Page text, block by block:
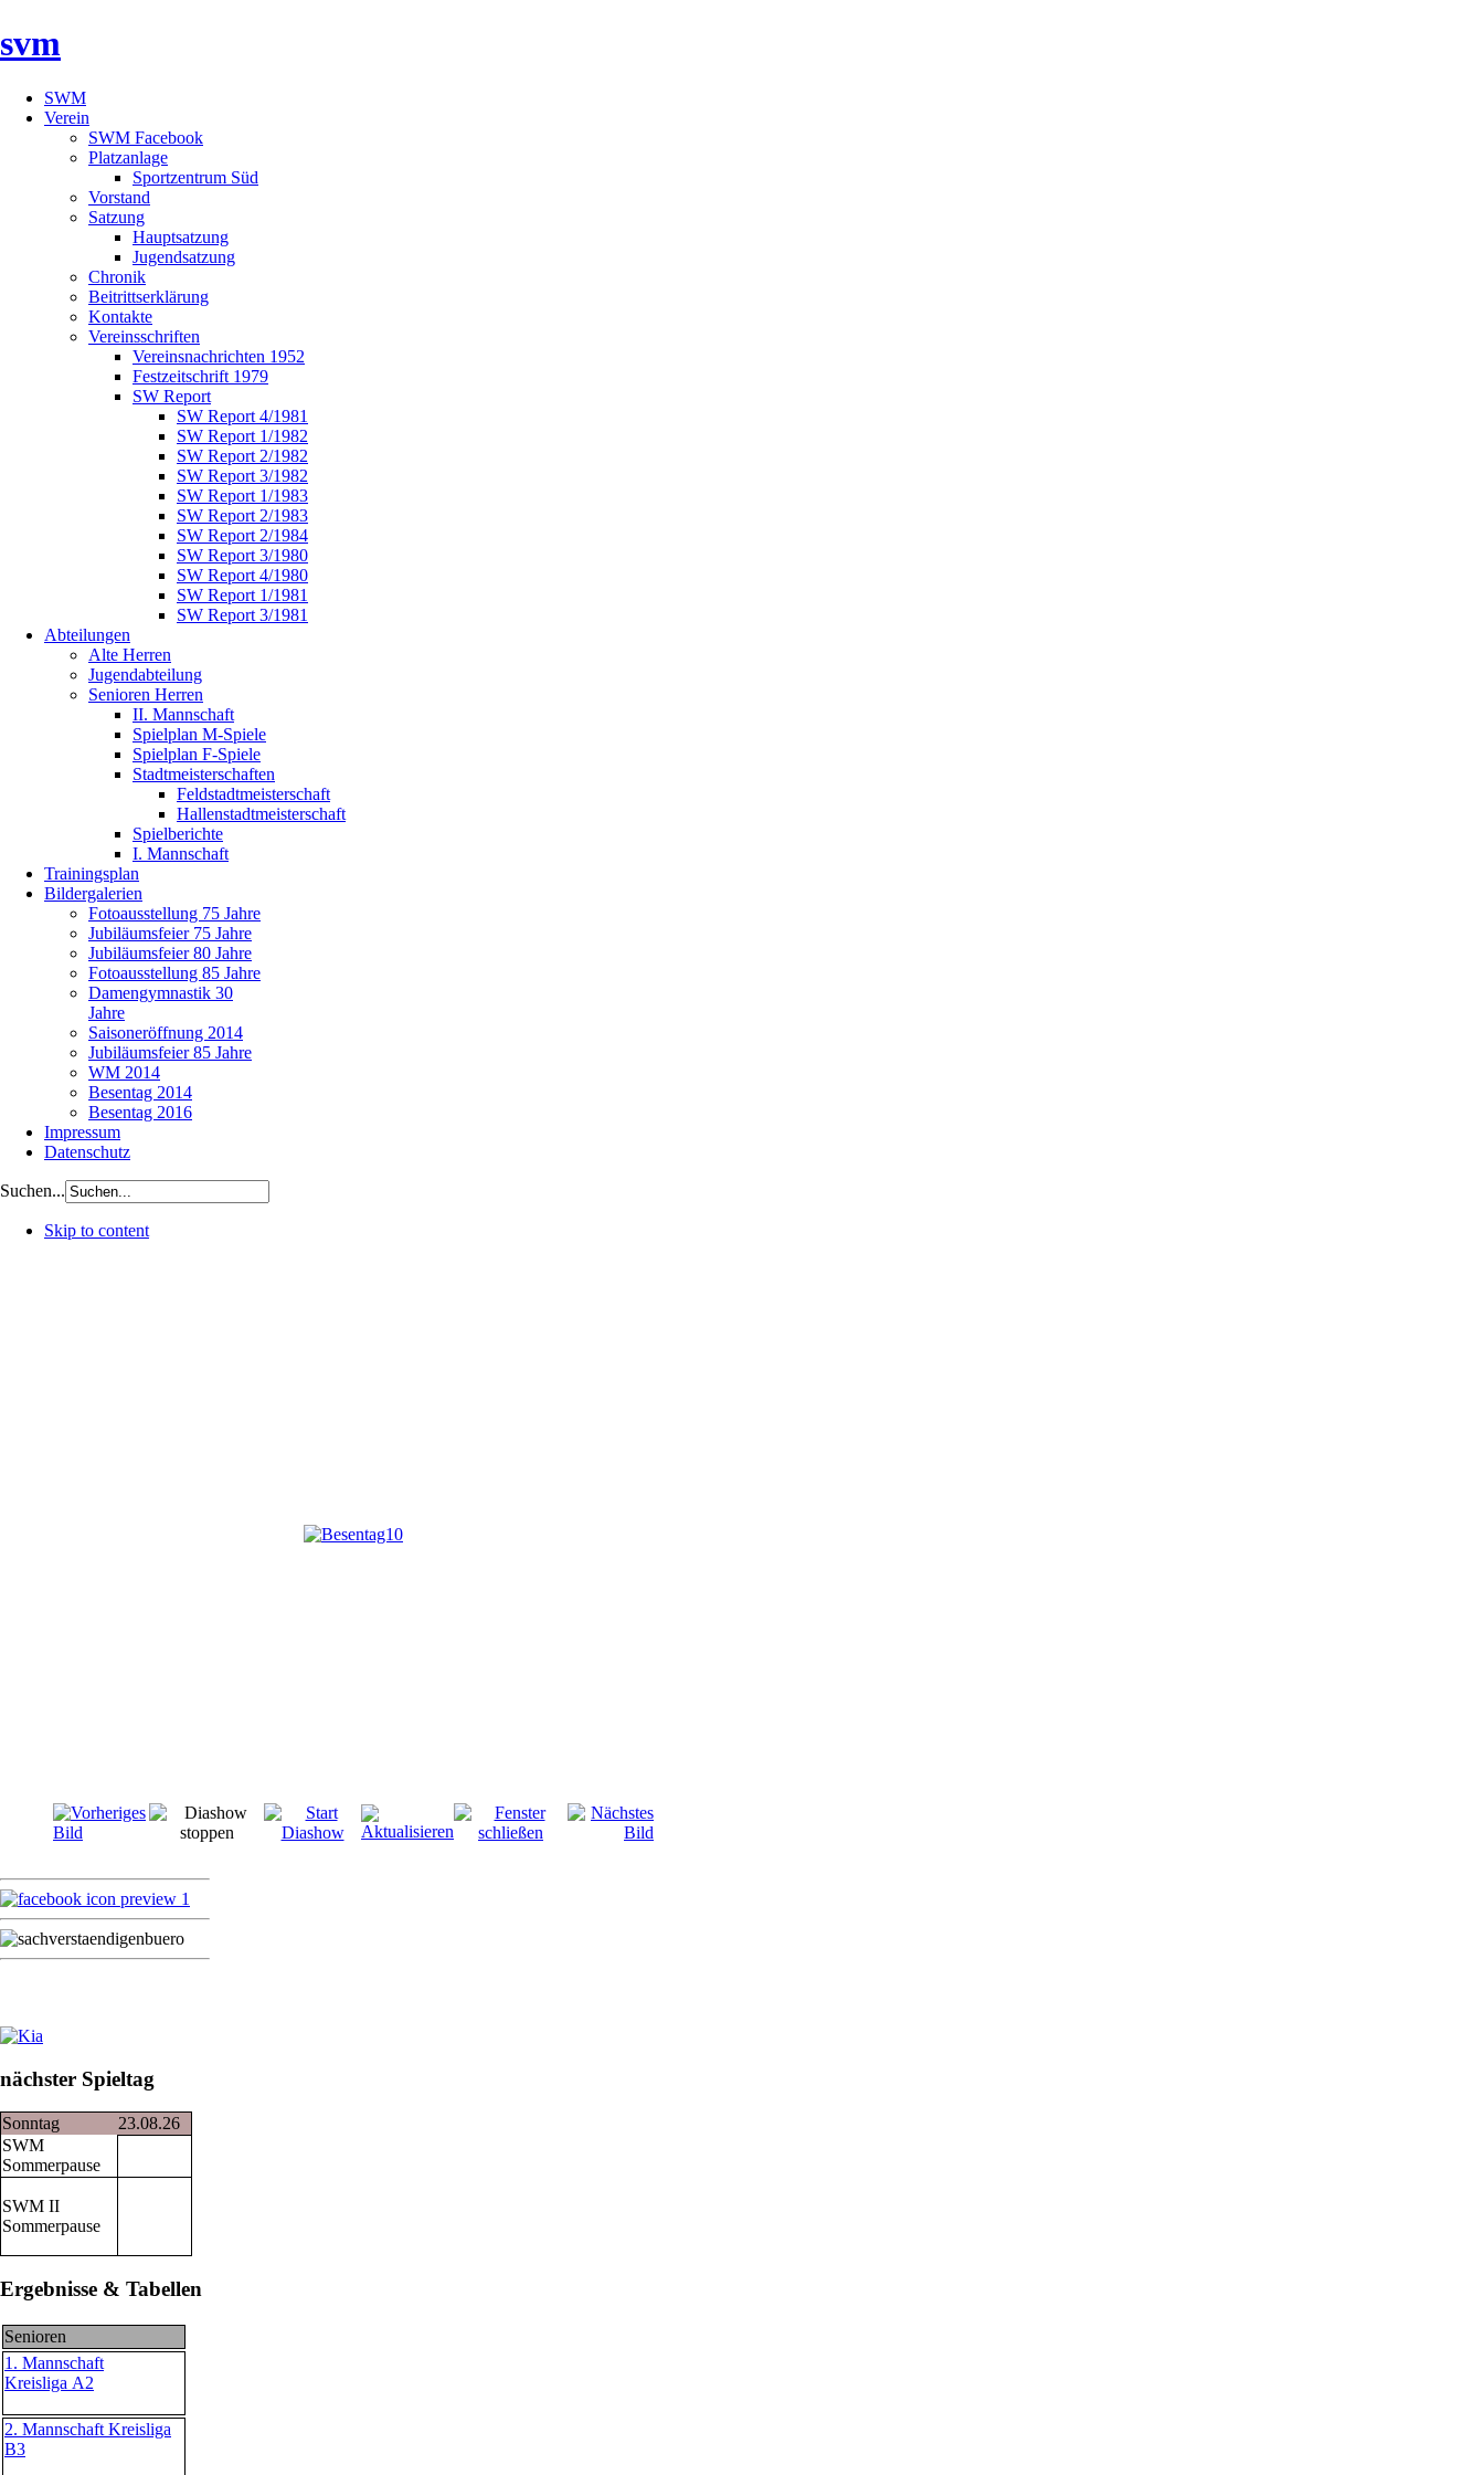
svm
SWM
Verein
SWM Facebook
Platzanlage
Sportzentrum Süd
Vorstand
Satzung
Hauptsatzung
Jugendsatzung
Chronik
Beitrittserklärung
Kontakte
Vereinsschriften
Vereinsnachrichten 1952
Festzeitschrift 1979
SW Report
SW Report 4/1981
SW Report 1/1982
SW Report 2/1982
SW Report 3/1982
SW Report 1/1983
SW Report 2/1983
SW Report 2/1984
SW Report 3/1980
SW Report 4/1980
SW Report 1/1981
SW Report 3/1981
Abteilungen
Alte Herren
Jugendabteilung
Senioren Herren
II. Mannschaft
Spielplan M-Spiele
Spielplan F-Spiele
Stadtmeisterschaften
Feldstadtmeisterschaft
Hallenstadtmeisterschaft
Spielberichte
I. Mannschaft
Trainingsplan
Bildergalerien
Fotoausstellung 75 Jahre
Jubiläumsfeier 75 Jahre
Jubiläumsfeier 80 Jahre
Fotoausstellung 85 Jahre
Damengymnastik 30
Jahre
Saisoneröffnung 2014
Jubiläumsfeier 85 Jahre
WM 2014
Besentag 2014
Besentag 2016
Impressum
Datenschutz
Suchen...
Skip to content
nächster Spieltag
Sonntag
23.08.26
SWM
Sommerpause
SWM II
Sommerpause
Ergebnisse & Tabellen
Senioren
1. Mannschaft
Kreisliga A2
2. Mannschaft Kreisliga
B3